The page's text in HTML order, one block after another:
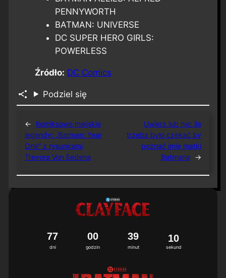
PENNYWORTH
BATMAN: UNIVERSE
DC SUPER HERO GIRLS:
POWERLESS
Źródło: DC Comics
Podziel się
←
Komiksowe miejskie
legendy: „Batman: Year
One” z rysunkami
Trevora Von Eedena
Uwierz lub nie: ile
trzeba było czekać by
poznać imię matki
Batmana
→
dni
77
godzin
00
minut
39
sekund
09